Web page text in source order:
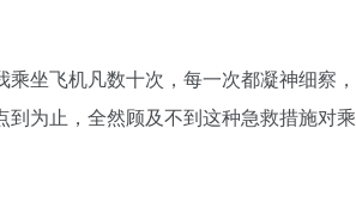
坐飞机凡数十次，每一次都凝神细察，
为止，全然顾及不到这种急救措施对乘